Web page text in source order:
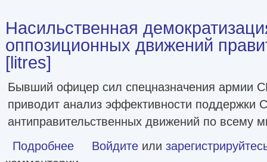
Насильственная
оппозиционных движений
[litres]
Бывший офицер сил спецназначения армии
приводит анализ эффективности поддержки
антиправительственных движений по всему
Подробнее о Насильственная демократизация. Поддержка
Войдите или